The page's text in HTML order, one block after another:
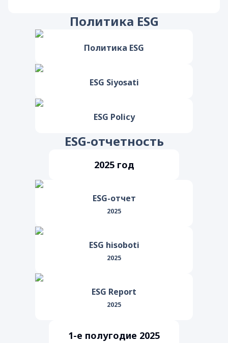
Политика ESG
Политика ESG
ESG Siyosati
ESG Policy
ESG-отчетность
2025 год
ESG-отчет
2025
ESG hisoboti
2025
ESG Report
2025
1-е полугодие 2025